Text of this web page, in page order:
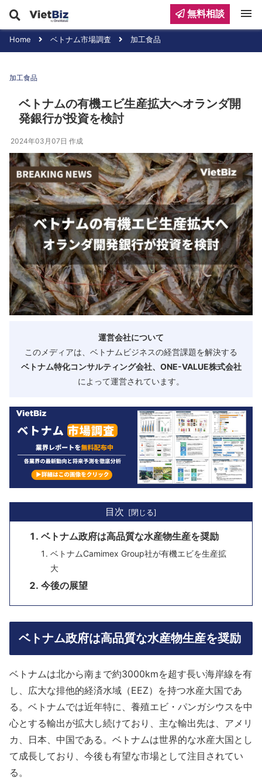
Home ベトナム市場調査 加工食品
加工食品
ベトナムの有機エビ生産拡大へオランダ開
発銀行が投資を検討
2024年03月07日 作成
運営会社について
このメディアは、ベトナムビジネスの経営課題を解決する
ベトナム特化コンサルティング会社、ONE-VALUE株式会社
によって運営されています。
目次
ベトナム政府は高品質な水産物生産を奨励
ベトナムCamimex Group社が有機エビを生産拡
大
今後の展望
ベトナム政府は高品質な水産物生産を奨励
ベトナムは北から南まで約3000kmを超す長い海岸線を有
し、広大な排他的経済水域（EEZ）を持つ水産大国であ
る。ベトナムでは近年特に、養殖エビ・パンガシウスを中
心とする輸出が拡大し続けており、主な輸出先は、アメリ
カ、日本、中国である。ベトナムは世界的な水産大国とし
て成長しており、今後も有望な市場として注目されてい
る。
無料相談 menu